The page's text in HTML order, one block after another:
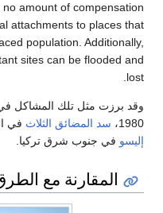
In many cases, no
ancestral and cultural
value to the displaced
and culturally important
فيالسد العالي
في الصين، سد كلايدفي
الأخرى لتوليد